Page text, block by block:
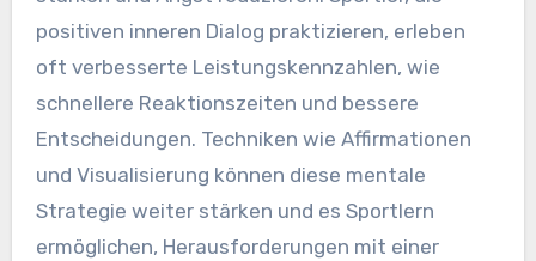
positiven inneren Dialog praktizieren, erleben
oft verbesserte Leistungskennzahlen, wie
schnellere Reaktionszeiten und bessere
Entscheidungen. Techniken wie Affirmationen
und Visualisierung können diese mentale
Strategie weiter stärken und es Sportlern
ermöglichen, Herausforderungen mit einer